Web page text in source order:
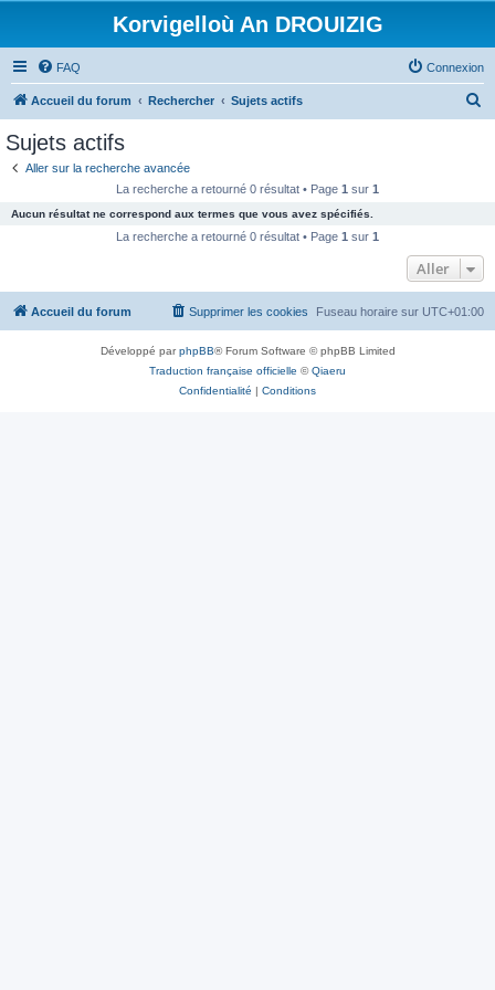
Korvigelloù An DROUIZIG
FAQ Connexion
Accueil du forum Rechercher Sujets actifs
c
e
Sujets actifs
Aller sur la recherche avancée
La recherche a retourné 0 résultat • Page 1 sur 1
Aucun résultat ne correspond aux termes que vous avez spécifiés.
La recherche a retourné 0 résultat • Page 1 sur 1
Aller
Accueil du forum Fuseau horaire sur UTC+01:00
Supprimer les cookies
Développé parphpBB® Forum Software © phpBB Limited
Traduction française officielle ©Qiaeru
Confidentialité | Conditions